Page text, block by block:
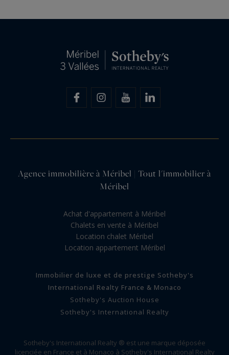
Agence immobilière à Méribel | Tout l'immobilier à
Méribel
Achat d'appartement à Méribel
Chalets en vente à Méribel
Location chalet Méribel
Location appartement Méribel
Immobilier de luxe et de prestige Sotheby's
International Realty France & Monaco
Sotheby's Auction House
Sotheby's International Realty
Sotheby's International Realty ® est une marque déposée
licenciée en France et à Monaco à Sotheby's International Realty